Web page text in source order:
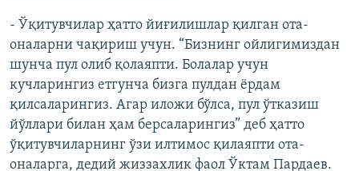
- Ўқитувчилар ҳатто йиғилишлар қилган ота-
оналарни чақириш учун. “Бизнинг ойлигимиздан
шунча пул олиб қолаяпти. Болалар учун
кучларингиз етгунча бизга пулдан ëрдам
қилсаларингиз. Агар иложи бўлса, пул ўтказиш
йўллари билан ҳам берсаларингиз” деб ҳатто
ўқитувчиларнинг ўзи илтимос қилаяпти ота-
оналарга, дедий жиззахлик фаол Ўктам Пардаев.